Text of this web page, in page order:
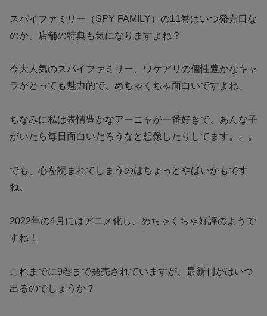
スパイファミリー（SPY FAMILY）の11巻はいつ発売日な
のか、店舗の特典も気になりますよね？
今大人気のスパイファミリー、ワケアリの個性豊かなキャ
ラがとっても魅力的で、めちゃくちゃ面白いですよね。
ちなみに私は表情豊かなアーニャが一番好きで、あんな子
がいたら毎日面白いだろうなと想像したりしてます。。。
でも、心を読まれてしまうのはちょっとやばいかもです
ね。
2022年の4月にはアニメ化し、めちゃくちゃ好評のようで
すね！
これまでに9巻まで発売されていますが、最新刊がはいつ
出るのでしょうか？